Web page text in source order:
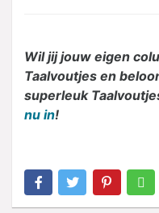
Wil jij jouw eigen
Taalvoutjes en
superleuk
nu in!